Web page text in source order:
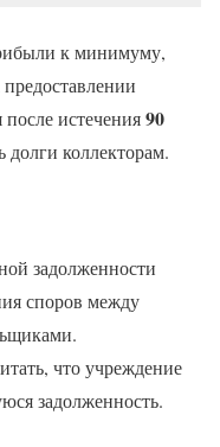
к минимуму,
истечения90
долги коллекторам.
задолженности
споров между
что учреждение
задолженность.